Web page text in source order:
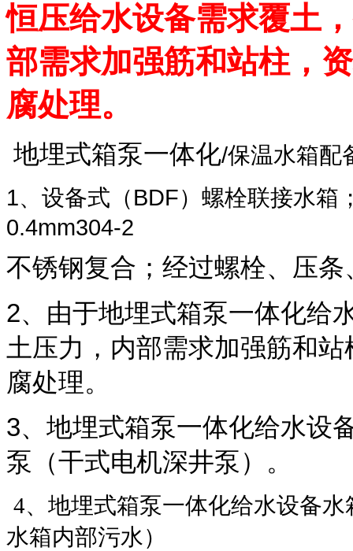
恒压给水设备需求覆土
部需求加强筋和站柱，
腐处理。
地埋式箱泵一体化/保温水箱配
1、 设备式（BDF）螺栓联接水箱
0.4mm304-2
不锈钢复合；经过螺栓、压
2、由于地埋式箱泵一体化给
土压力，内部需求加强筋和
腐处理。
3、地埋式箱泵一体化给水设
泵（干式电机深井泵）。
4、地埋式箱泵一体化给水设备
水箱内部污水）